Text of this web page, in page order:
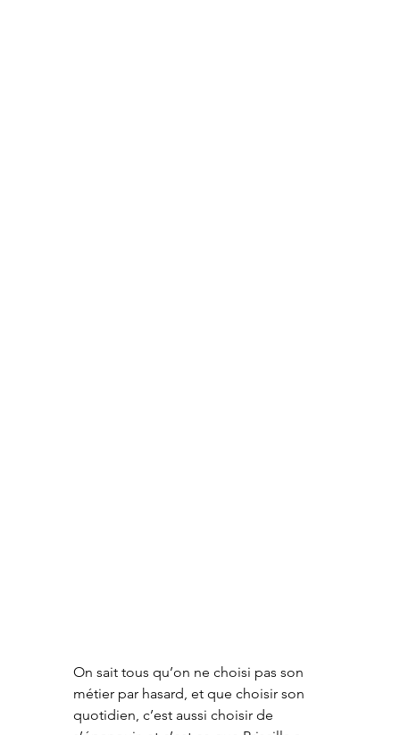
On sait tous qu’on ne choisi pas son
métier par hasard, et que choisir son
quotidien, c’est aussi choisir de